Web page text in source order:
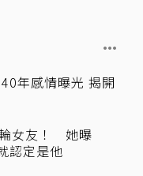
年感情曝光 揭開
女友！ 她曝
認定是他